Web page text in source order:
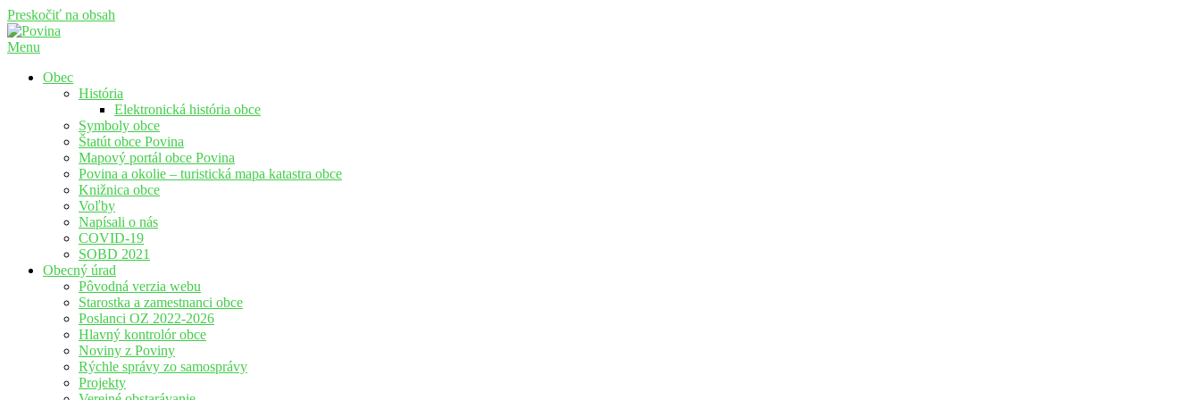
Preskočiť na obsah
Menu
Obec
História
Elektronická história obce
Symboly obce
Štatút obce Povina
Mapový portál obce Povina
Povina a okolie – turistická mapa katastra obce
Knižnica obce
Voľby
Napísali o nás
COVID-19
SOBD 2021
Obecný úrad
Pôvodná verzia webu
Starostka a zamestnanci obce
Poslanci OZ 2022-2026
Hlavný kontrolór obce
Noviny z Poviny
Rýchle správy zo samosprávy
Projekty